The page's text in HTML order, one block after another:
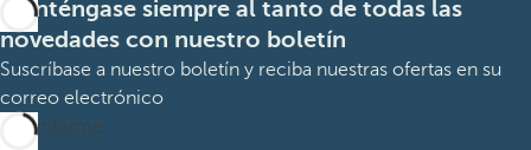
Manténgase siempre al tanto de todas las
novedades con nuestro boletín
Suscríbase a nuestro boletín y reciba nuestras ofertas en su
correo electrónico
Suscribirme